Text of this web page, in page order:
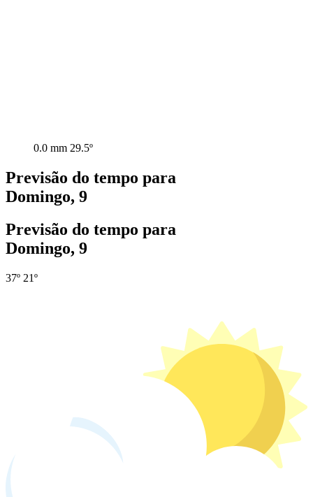
0.0 mm 29.5º
Previsão do tempo para
Domingo, 9
Previsão do tempo para
Domingo, 9
37º 21º